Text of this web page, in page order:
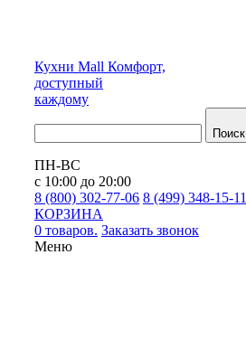
Кухни Mall Комфорт,
доступный
каждому
Поиск
ПН-ВС
с 10:00 до 20:00
8 (800) 302-77-06 8 (499) 348-15-11
КОРЗИНА
0 товаров. Заказать звонок
Меню